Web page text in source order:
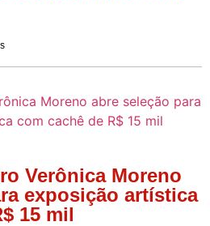
Verônica Moreno
exposição artística
15 mil